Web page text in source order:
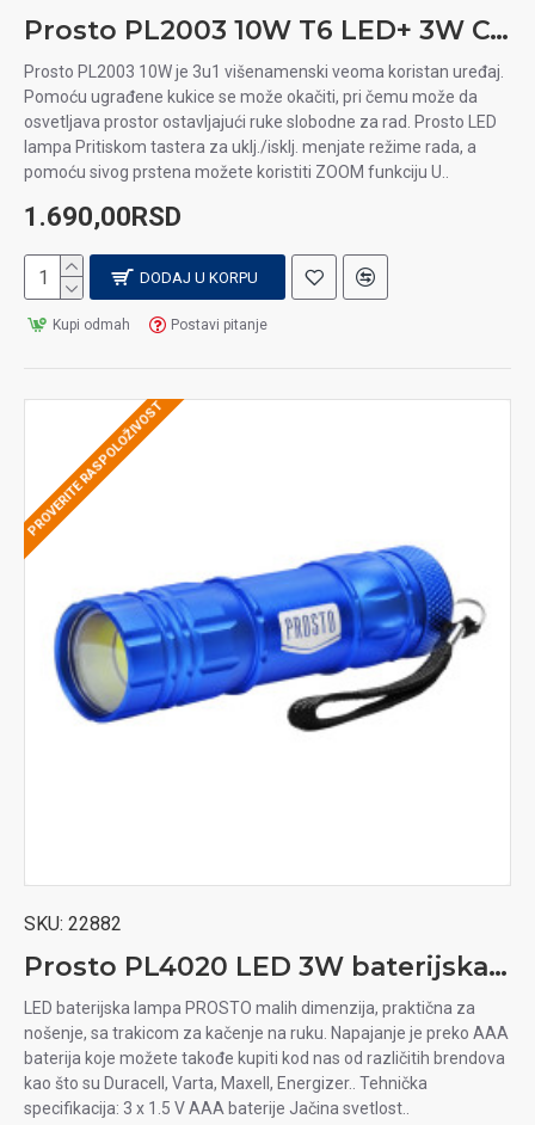
Prosto PL2003 10W T6 LED+ 3W COB punjiva baterijska lampa
Prosto PL2003 10W je 3u1 višenamenski veoma koristan uređaj.
Pomoću ugrađene kukice se može okačiti, pri čemu može da
osvetljava prostor ostavljajući ruke slobodne za rad. Prosto LED
lampa Pritiskom tastera za uklj./isklj. menjate režime rada, a
pomoću sivog prstena možete koristiti ZOOM funkciju U..
1.690,00RSD
DODAJ U KORPU
Kupi odmah Postavi pitanje
PROVERITE RASPOLOŽIVOST
SKU: 22882
Prosto PL4020 LED 3W baterijska lampa
LED baterijska lampa PROSTO malih dimenzija, praktična za
nošenje, sa trakicom za kačenje na ruku. Napajanje je preko AAA
baterija koje možete takođe kupiti kod nas od različitih brendova
kao što su Duracell, Varta, Maxell, Energizer.. Tehnička
specifikacija: 3 x 1.5 V AAA baterije Jačina svetlost..